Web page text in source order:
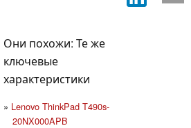
Они похожи: Те же
ключевые
характеристики
Lenovo ThinkPad T490s-
20NX000APB